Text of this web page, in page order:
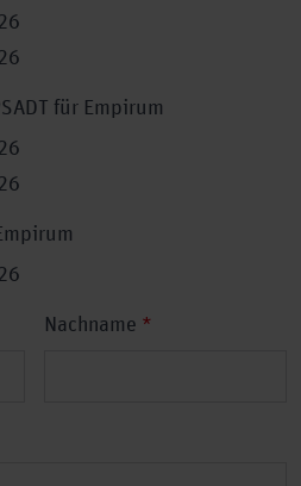
für Empirum
Nachname *